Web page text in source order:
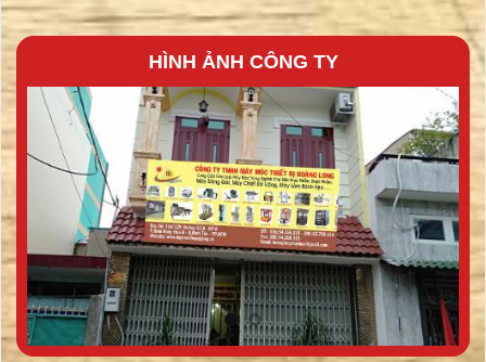
HÌNH ẢNH CÔNG TY